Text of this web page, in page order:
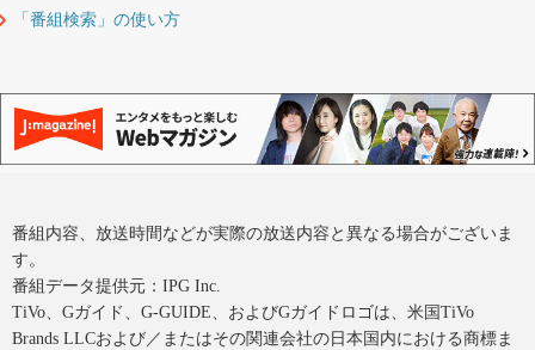
「番組検索」の使い方
番組内容、放送時間などが実際の放送内容と異なる場合がございま
す。
番組データ提供元：IPG Inc.
TiVo、Gガイド、G-GUIDE、およびGガイドロゴは、米国TiVo
Brands LLCおよび／またはその関連会社の日本国内における商標ま